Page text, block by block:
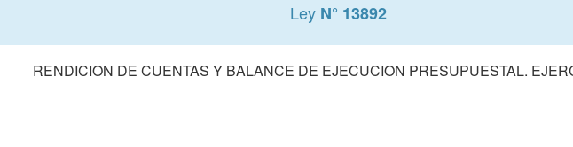
Ley N° 13892
RENDICION DE CUENTAS Y BALANCE DE EJECUCION PRESUPUESTAL.